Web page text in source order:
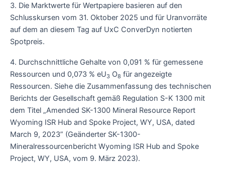
3. Die Marktwerte für Wertpapiere basieren auf den
Schlusskursen vom 31. Oktober 2025 und für Uranvorräte
auf dem an diesem Tag auf UxC ConverDyn notierten
Spotpreis.
4. Durchschnittliche Gehalte von 0,091 % für gemessene
Ressourcen und 0,073 % eU3 O8 für angezeigte
Ressourcen. Siehe die Zusammenfassung des technischen
Berichts der Gesellschaft gemäß Regulation S-K 1300 mit
dem Titel „Amended SK-1300 Mineral Resource Report
Wyoming ISR Hub and Spoke Project, WY, USA, dated
March 9, 2023” (Geänderter SK-1300-
Mineralressourcenbericht Wyoming ISR Hub and Spoke
Project, WY, USA, vom 9. März 2023).